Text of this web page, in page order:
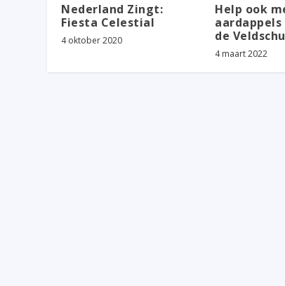
Nederland Zingt:
Fiesta Celestial
4 oktober 2020
Help ook
de
4 maart 2022